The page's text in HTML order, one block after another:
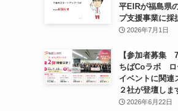
平EIRが福島県
プ支援事業に採
2026年7月1日
【参加者募集
ちばCoラボ ロ
イベントに関連
２社が登壇しま
2026年6月22日